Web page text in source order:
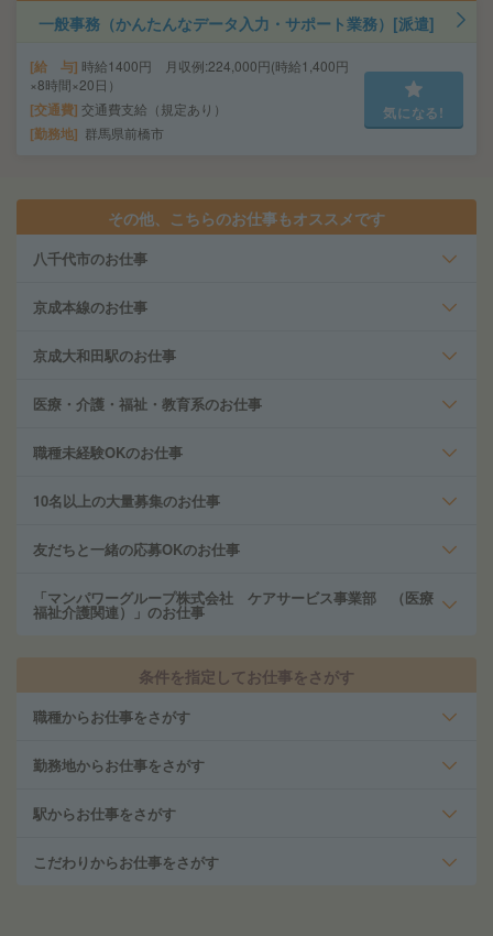
一般事務（かんたんなデータ入力・サポート業務）[派遣]
給 与 時給1400円 月収例:224,000円(時給1,400円
×8時間×20日）
交通費 交通費支給（規定あり）
勤務地 群馬県前橋市
気になる!
その他、こちらのお仕事もオススメです
八千代市のお仕事
京成本線のお仕事
京成大和田駅のお仕事
医療・介護・福祉・教育系のお仕事
職種未経験OKのお仕事
10名以上の大量募集のお仕事
友だちと一緒の応募OKのお仕事
「マンパワーグループ株式会社 ケアサービス事業部 （医療
福祉介護関連）」のお仕事
条件を指定してお仕事をさがす
職種からお仕事をさがす
勤務地からお仕事をさがす
駅からお仕事をさがす
こだわりからお仕事をさがす